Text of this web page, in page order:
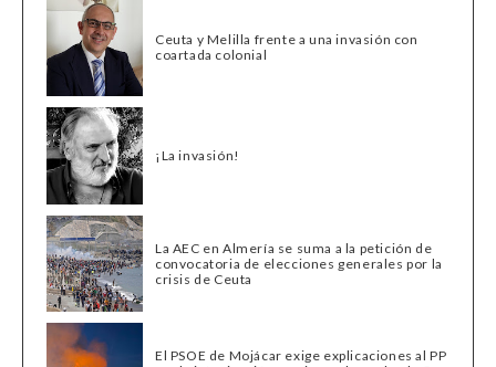
Ceuta y Melilla frente a una invasión con
coartada colonial
¡La invasión!
La AEC en Almería se suma a la petición de
convocatoria de elecciones generales por la
crisis de Ceuta
El PSOE de Mojácar exige explicaciones al PP